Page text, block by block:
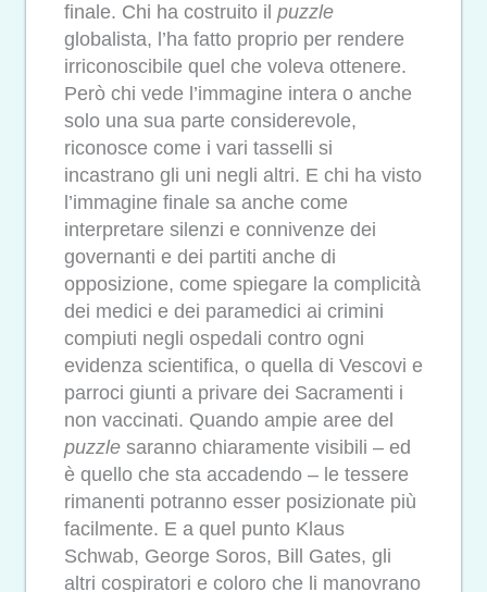
finale. Chi ha costruito il puzzle
globalista, l’ha fatto proprio per rendere
irriconoscibile quel che voleva ottenere.
Però chi vede l’immagine intera o anche
solo una sua parte considerevole,
riconosce come i vari tasselli si
incastrano gli uni negli altri. E chi ha visto
l’immagine finale sa anche come
interpretare silenzi e connivenze dei
governanti e dei partiti anche di
opposizione, come spiegare la complicità
dei medici e dei paramedici ai crimini
compiuti negli ospedali contro ogni
evidenza scientifica, o quella di Vescovi e
parroci giunti a privare dei Sacramenti i
non vaccinati. Quando ampie aree del
puzzle saranno chiaramente visibili – ed
è quello che sta accadendo – le tessere
rimanenti potranno esser posizionate più
facilmente. E a quel punto Klaus
Schwab, George Soros, Bill Gates, gli
altri cospiratori e coloro che li manovrano